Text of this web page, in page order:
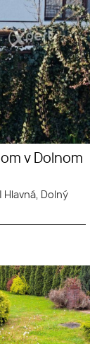
v Dolnom
Hlavná, Dolný
árovom
od